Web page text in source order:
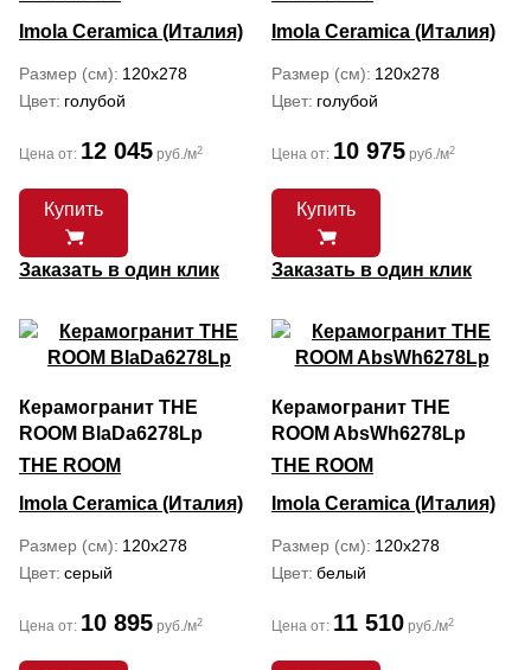
Imola Ceramica (Италия)
Размер (см) 120x278
Цвет голубой
Цена от: 12 045 руб./м2
Купить
Заказать в один клик
Imola Ceramica (Италия)
Размер (см) 120x278
Цвет голубой
Цена от: 10 975 руб./м2
Купить
Заказать в один клик
Керамогранит THE
ROOM BlaDa6278Lp
THE ROOM
Imola Ceramica (Италия)
Размер (см) 120x278
Цвет серый
Цена от: 10 895 руб./м2
Керамогранит THE
ROOM AbsWh6278Lp
THE ROOM
Imola Ceramica (Италия)
Размер (см) 120x278
Цвет белый
Цена от: 11 510 руб./м2